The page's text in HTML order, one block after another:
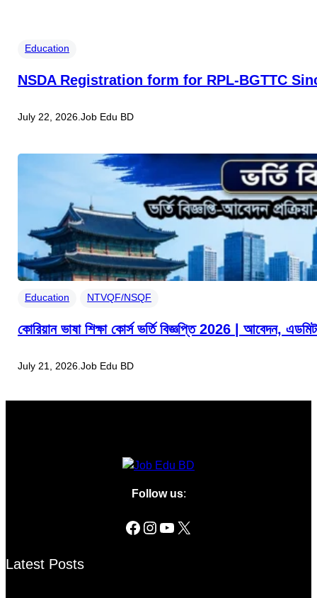
Education
NSDA Registration form for RPL-BGTTC
July 22, 2026.Job Edu BD
Education NTVQF/NSQF
কোরিয়ান ভাষা শিক্ষা কোর্স ভর্তি বিজ্ঞপ্তি 2026 | আবেদন,
July 21, 2026 .Job Edu BD
Follow us:
Latest Posts